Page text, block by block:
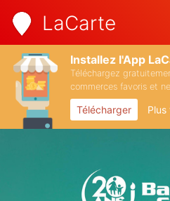
LaCarte
Installez l'App
Téléchargez
commerces favoris et
Télécharger Plus